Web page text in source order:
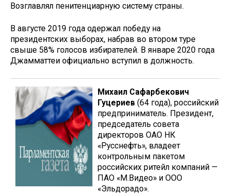
Возглавлял пенитенциарную систему страны.
В августе 2019 года одержал победу на
президентских выборах, набрав во втором туре
свыше 58% голосов избирателей. В январе 2020 года
Джамматтеи официально вступил в должность.
Михаил Сафарбекович
Гуцериев (64 года), российский
предприниматель. Президент,
председатель совета
директоров ОАО НК
«Русснефть», владеет
контрольным пакетом
российских ритейл компаний —
ПАО «М.Видео» и ООО
«Эльдорадо».